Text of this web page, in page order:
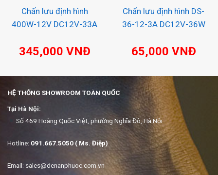
Chấn lưu định hình
400W-12V DC12V-33A
345,000 VNĐ
Chấn lưu định hình DS-
36-12-3A DC12V-36W
65,000 VNĐ
HỆ THỐNG SHOWROOM TOÀN QUỐC
Tại Hà Nội:
Số 469 Hoàng Quốc Việt, phường Nghĩa Đô, Hà Nội
Hotline: 091.667.5050 ( Ms. Điệp)
Email: sales@denanphuoc.com.vn